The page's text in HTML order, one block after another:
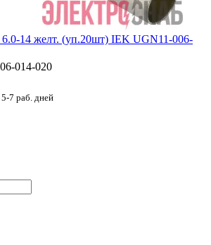
14 желт. (уп.20шт) IEK UGN11-006-
014-020
7 раб. дней